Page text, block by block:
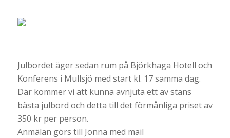
Julbordet äger sedan rum på Björkhaga Hotell och
Konferens i Mullsjö med start kl. 17 samma dag.
Där kommer vi att kunna avnjuta ett av stans
bästa julbord och detta till det förmånliga priset av
350 kr per person.
Anmälan görs till Jonna med mail